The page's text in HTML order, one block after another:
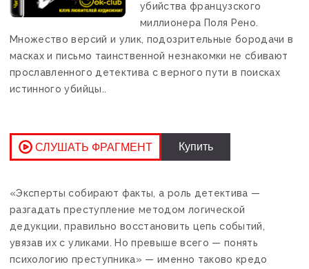
убийства французского
миллионера Поля Рено.
Множество версий и улик, подозрительные бородачи в
масках и письмо таинственной незнакомки не сбивают
прославленного детектива с верного пути в поисках
истинного убийцы..
«Эксперты собирают факты, а роль детектива —
разгадать преступление методом логической
дедукции, правильно восстановить цепь событий,
увязав их с уликами. Но превыше всего — понять
психологию преступника» — именно таково кредо